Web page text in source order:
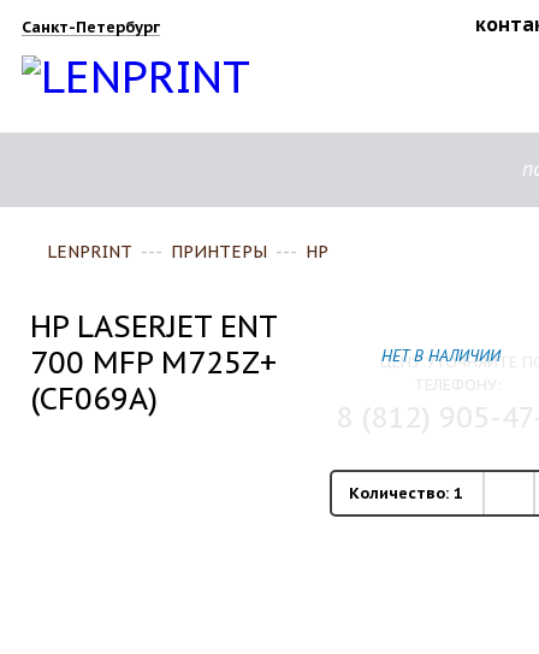
Санкт-Петербург
LENPRINT --- ПРИНТЕРЫ --- HP
ЦЕНУ УТОЧНЯЙТЕ
НЕТ В НАЛИЧИИ
Количество: 1
HP LASERJET ENT
700 MFP M725Z+
(CF069A)